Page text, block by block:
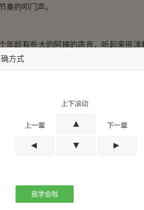
的叩门声。
龄有些大的阿姨的声音，听起来很淳
”
疑鬼。
好事会在自己身上发生。要是扈小姐
这个样子，估计想赶她走的心都有。
家政制服的五十来岁阿姨，正站在门
听说你现在身体不方便，我来先帮您
方式
我学会啦